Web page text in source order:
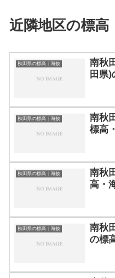
近隣地区の標高
秋田県の標高｜海抜
南秋
田県
秋田県の標高｜海抜
南秋
標高
秋田県の標高｜海抜
南秋
高・
秋田県の標高｜海抜
南秋
の標